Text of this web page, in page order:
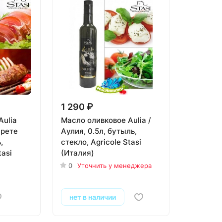
1 290 ₽
Масло оливковое Aulia /
Aулия, 0.5л, бутыль,
стекло, Agricole Stasi
(Италия)
0 Уточнить у менеджера
нет в наличии